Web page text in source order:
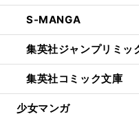
S-MANGA
集英社ジャンプリミッ
集英社コミック文庫
少女マンガ